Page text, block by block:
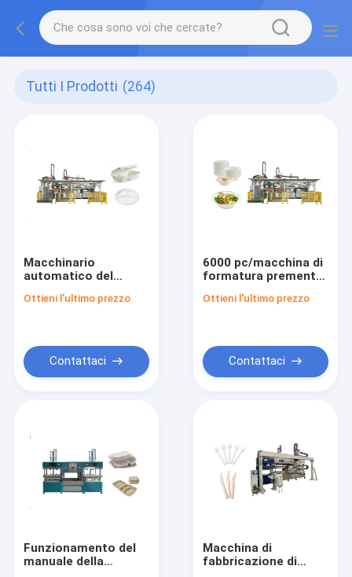
Tutti I Prodotti (264)
Macchinario
automatico del
cartapesta per la
Ottieni l'ultimo prezzo
Contattaci
6000 pc/macchina di
formatura premente
per stoviglie
Ottieni l'ultimo prezzo
Contattaci
Funzionamento del
manuale della
Macchina di
fabbricazione di